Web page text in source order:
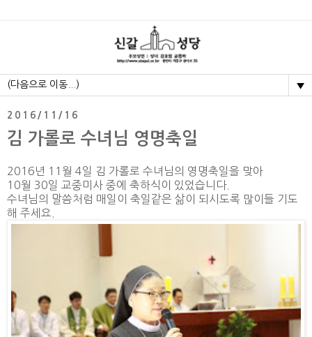
▼
2016/11/16
김 가롤로 수녀님 영명축일
2016년 11월 4일 김 가롤로 수녀님의 영명축일을 맞아
10월 30일 교중미사 중에 축하식이 있었습니다.
수녀님의 말씀처럼 매일이 축일같은 삶이 되시도록 많이들 기도
해 주세요.